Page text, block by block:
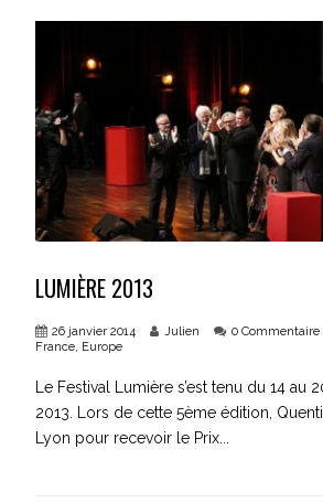
LUMIÈRE 2013
26 janvier 2014 Julien 0 Commentaire
France, Europe
Le Festival Lumière s’est tenu du 14 au
2013. Lors de cette 5ème édition,
Lyon pour recevoir le Prix...